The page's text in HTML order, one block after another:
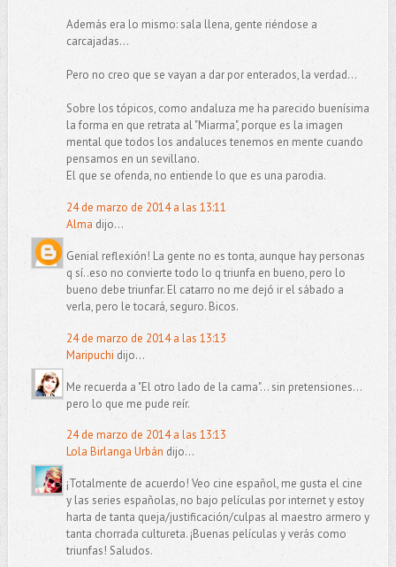
Además era lo mismo: sala llena, gente riéndose a
carcajadas...
Pero no creo que se vayan a dar por enterados, la verdad...
Sobre los tópicos, como andaluza me ha parecido buenísima
la forma en que retrata al "Miarma", porque es la imagen
mental que todos los andaluces tenemos en mente cuando
pensamos en un sevillano.
El que se ofenda, no entiende lo que es una parodia.
24 de marzo de 2014 a las 13:11
Alma dijo...
Genial reflexión! La gente no es tonta, aunque hay personas
q sí..eso no convierte todo lo q triunfa en bueno, pero lo
bueno debe triunfar. El catarro no me dejó ir el sábado a
verla, pero le tocará, seguro. Bicos.
24 de marzo de 2014 a las 13:13
Maripuchi dijo...
Me recuerda a "El otro lado de la cama"... sin pretensiones...
pero lo que me pude reír.
24 de marzo de 2014 a las 13:13
Lola Birlanga Urbán dijo...
¡Totalmente de acuerdo! Veo cine español, me gusta el cine
y las series españolas, no bajo películas por internet y estoy
harta de tanta queja/justificación/culpas al maestro armero y
tanta chorrada cultureta. ¡Buenas películas y verás como
triunfas! Saludos.